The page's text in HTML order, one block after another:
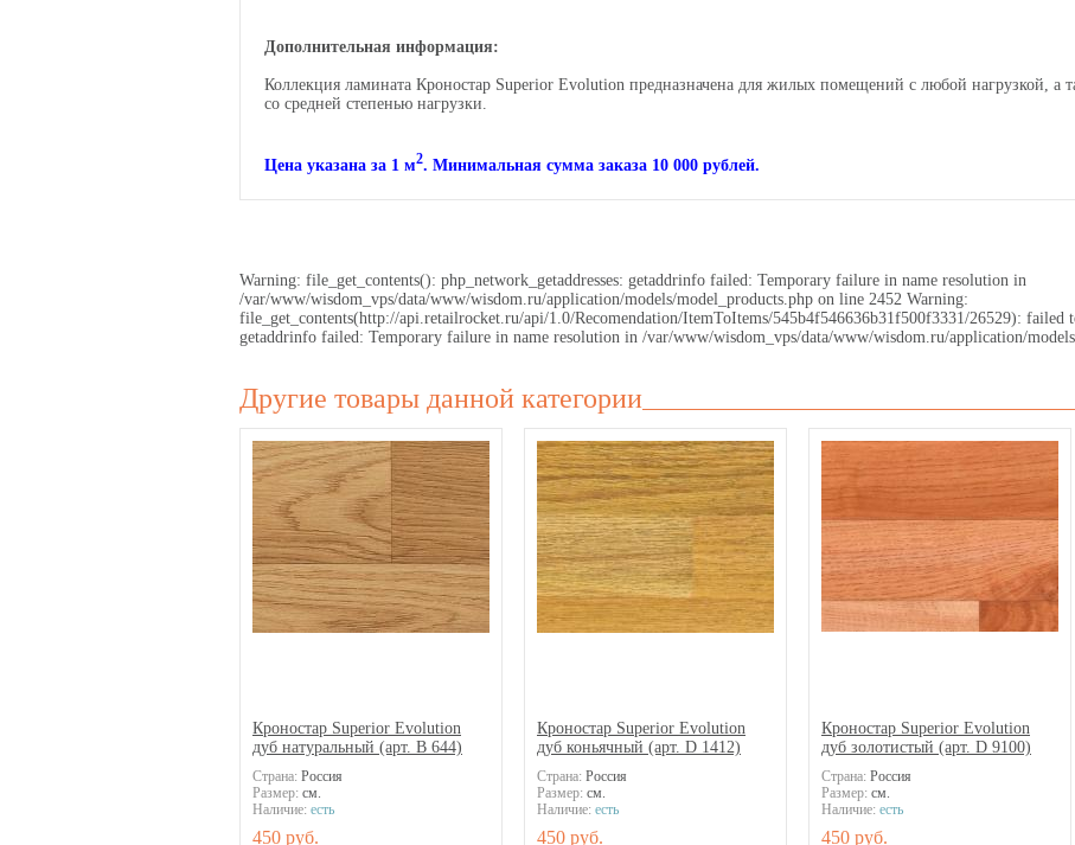
Дополнительная информация:
Коллекция ламината Кроностар Superior Evolution предназначена для жилых помещений с любой нагрузкой, а
со средней степенью нагрузки.
Цена указана за 1 м2. Минимальная сумма заказа 10 000 рублей.
Warning: file_get_contents(): php_network_getaddresses: getaddrinfo failed: Temporary failure in name resolution in
/var/www/wisdom_vps/data/www/wisdom.ru/application/models/model_products.php on line 2452 Warning:
file_get_contents(http://api.retailrocket.ru/api/1.0/Recomendation/ItemToItems/545b4f546636b31f500f3331/26529): failed
getaddrinfo failed: Temporary failure in name resolution in /var/www/wisdom_vps/data/www/wisdom.ru/application/
Другие товары данной категории
Кроностар Superior Evolution
дуб натуральный (арт. В 644)
Страна: Россия
Размер: см.
Наличие: есть
450 руб.
Кроностар Superior Evolution
дуб коньячный (арт. D 1412)
Страна: Россия
Размер: см.
Наличие: есть
450 руб.
Кроностар Superior Evolution
дуб золотистый (арт. D 9100)
Страна: Россия
Размер: см.
Наличие: есть
450 руб.